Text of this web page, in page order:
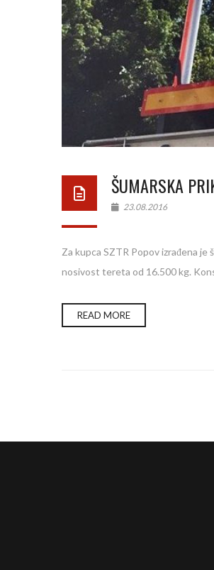
ŠUMARSKA
23.08.2016
Za kupca SZTR Popov izrađena
nosivost tereta od 16.500 kg.
READ MORE